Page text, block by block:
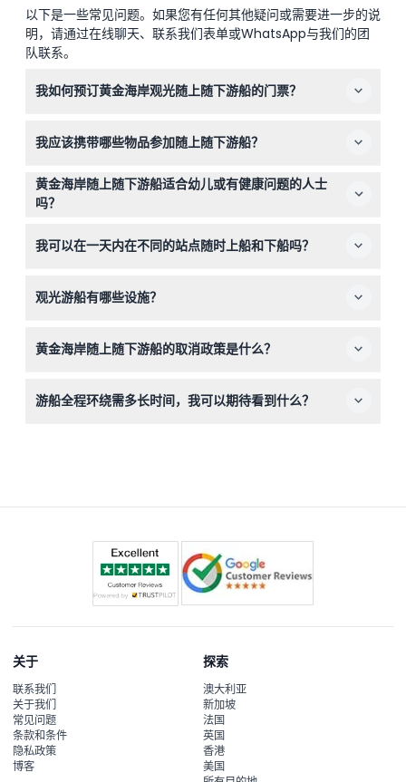
以下是一些常见问题。如果您有任何其他疑问或需要进一步的说
明，请通过在线聊天、联系我们表单或WhatsApp与我们的团
队联系。
我如何预订黄金海岸观光随上随下游船的门票？
日期并在预订过程中查看可用性。
我应该携带哪些物品参加随上随下游船？
请携带防晒霜、帽子和舒适的鞋子，以便舒适地享受您的游
玩时光。别忘了带上相机，捕捉沿水道的壮丽景色！
黄金海岸随上随下游船适合幼儿或有健康问题的人士
吗？
或近期做过手术或有心脏病问题的旅客出于安全考虑应避免
我可以在一天内在不同的站点随时上船和下船吗？
任何一个随时上船和下船，这是一种灵活探索黄金海岸的方
观光游船有哪些设施？
备轮椅通道，方便无障碍登船。
黄金海岸随上随下游船的取消政策是什么？
游船全程环绕需多长时间，我可以期待看到什么？
关于
联系我们
关于我们
常见问题
条款和条件
隐私政策
博客
探索
澳大利亚
新加坡
法国
英国
香港
美国